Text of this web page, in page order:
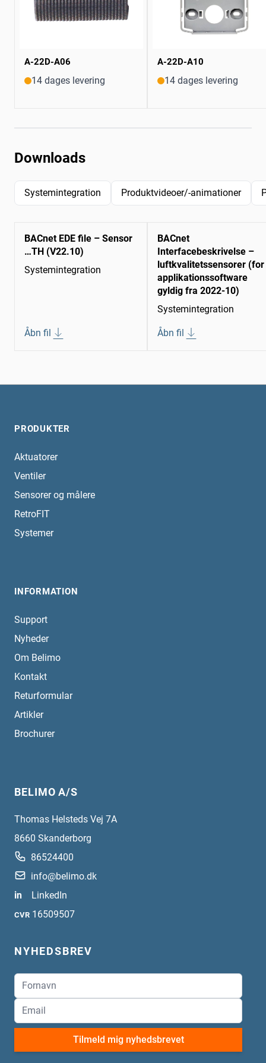
A-22D-A06
14 dages levering
A-22D-A10
14 dages levering
Downloads
Systemintegration Produktvideoer/-animationer
BACnet EDE file – Sensor
…TH (V22.10)
Systemintegration
Åbn fil
BACnet
Interfacebeskrivelse –
luftkvalitetssensorer (for
applikationssoftware
gyldig fra 2022-10)
Systemintegration
Åbn fil
PRODUKTER
Aktuatorer
Ventiler
Sensorer og målere
RetroFIT
Systemer
INFORMATION
Support
Nyheder
Om Belimo
Kontakt
Returformular
Artikler
Brochurer
BELIMO A/S
Thomas Helsteds Vej 7A
8660 Skanderborg
86524400
info@belimo.dk
in
LinkedIn
CVR 16509507
NYHEDSBREV
Tilmeld mig nyhedsbrevet